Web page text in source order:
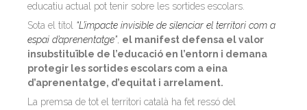
educatiu actual pot tenir sobre les sortides escolars.
Sota el títol “L’impacte invisible de silenciar el territori com a
espai d’aprenentatge”, el manifest defensa el valor
insubstituïble de l’educació en l’entorn i demana
protegir les sortides escolars com a eina
d’aprenentatge, d’equitat i arrelament.
La premsa de tot el territori català ha fet ressó del